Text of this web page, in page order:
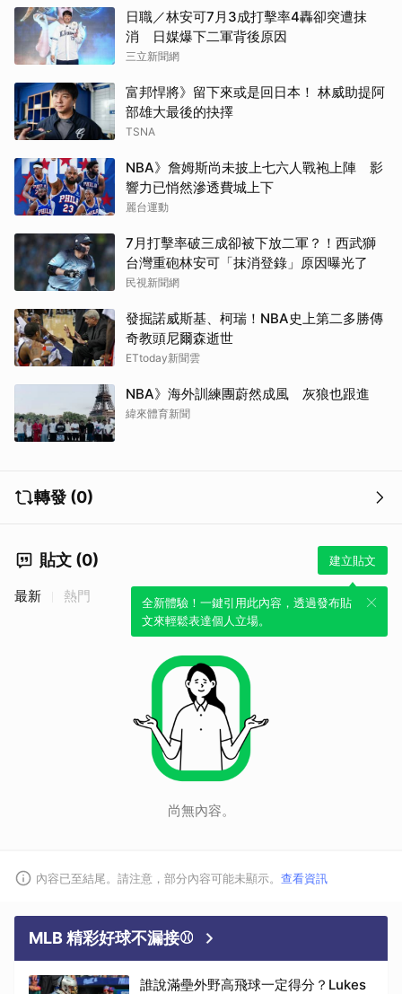
日職／林安可7月3成打擊率4轟卻突遭抹
消 日媒爆下二軍背後原因
三立新聞網
富邦悍將》留下來或是回日本！ 林威助提阿
部雄大最後的抉擇
TSNA
NBA》詹姆斯尚未披上七六人戰袍上陣 影
響力已悄然滲透費城上下
麗台運動
7月打擊率破三成卻被下放二軍？！西武獅
台灣重砲林安可「抹消登錄」原因曝光了
民視新聞網
發掘諾威斯基、柯瑞！NBA史上第二多勝傳
奇教頭尼爾森逝世
ETtoday新聞雲
NBA》海外訓練團蔚然成風 灰狼也跟進
緯來體育新聞
轉發 (0)
貼文 (0) 建立貼文
全新體驗！一鍵引用此內容，透過發布貼
文來輕鬆表達個人立場。
最新 熱門
尚無內容。
內容已至結尾。請注意，部分內容可能未顯示。 查看資訊
MLB 精彩好球不漏接⚾
誰說滿壘外野高飛球一定得分？Lukes